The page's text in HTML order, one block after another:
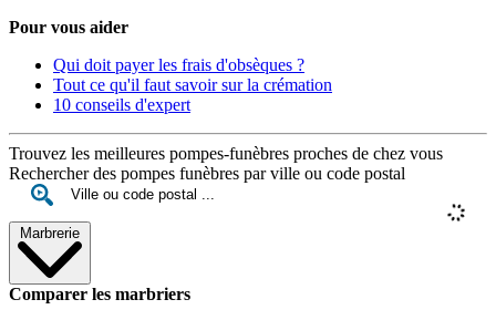
Pour vous aider
Qui doit payer les frais d'obsèques ?
Tout ce qu'il faut savoir sur la crémation
10 conseils d'expert
Trouvez les meilleures pompes-funèbres proches de chez vous
Rechercher des pompes funèbres par ville ou code postal
Marbrerie
Comparer les marbriers